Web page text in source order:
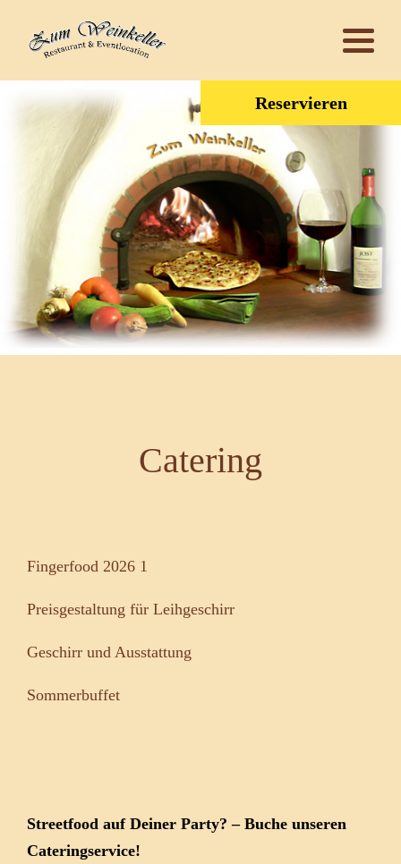
Reservieren
Catering
Fingerfood 2026 1
Preisgestaltung für Leihgeschirr
Geschirr und Ausstattung
Sommerbuffet
Streetfood auf Deiner Party? – Buche unseren
Cateringservice!